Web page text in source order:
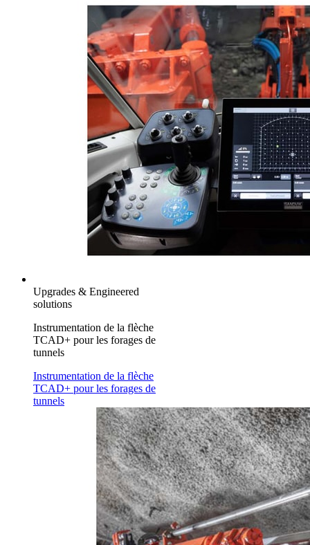
Upgrades & Engineered
solutions
Instrumentation de la flèche
TCAD+ pour les forages de
tunnels
Instrumentation de la flèche
TCAD+ pour les forages de
tunnels